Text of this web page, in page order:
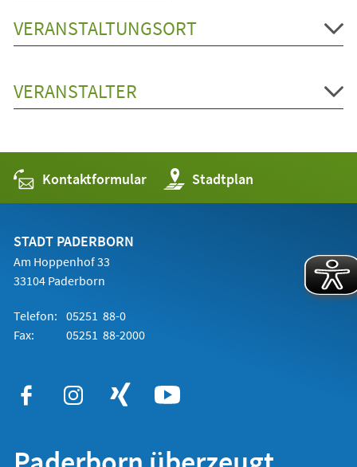
VERANSTALTUNGSORT
VERANSTALTER
Kontaktformular Stadtplan
(Öffnet
in
einem
STADT PADERBORN
Am Hoppenhof 33
33104 Paderborn
Telefon: 05251 88-0
Fax:
05251 88-2000